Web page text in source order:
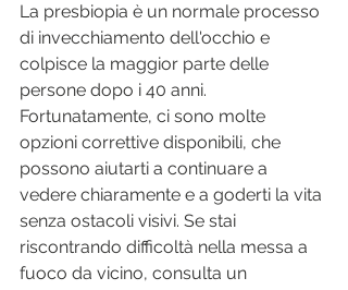
La presbiopia è un normale processo
di invecchiamento dell'occhio e
colpisce la maggior parte delle
persone dopo i 40 anni.
Fortunatamente, ci sono molte
opzioni correttive disponibili, che
possono aiutarti a continuare a
vedere chiaramente e a goderti la vita
senza ostacoli visivi. Se stai
riscontrando difficoltà nella messa a
fuoco da vicino, consulta un